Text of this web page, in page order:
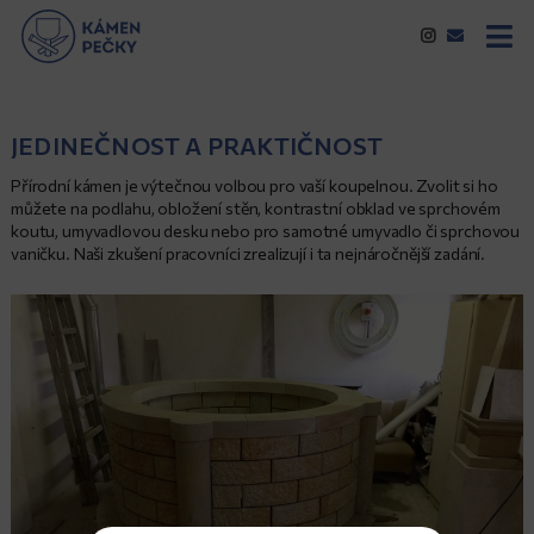
JEDINEČNOST A PRAKTIČNOST
Přírodní kámen je výtečnou volbou pro vaší koupelnou. Zvolit si ho
můžete na podlahu, obložení stěn, kontrastní obklad ve sprchovém
koutu, umyvadlovou desku nebo pro samotné umyvadlo či sprchovou
vaničku. Naši zkušení pracovníci zrealizují i ta nejnáročnější zadání.